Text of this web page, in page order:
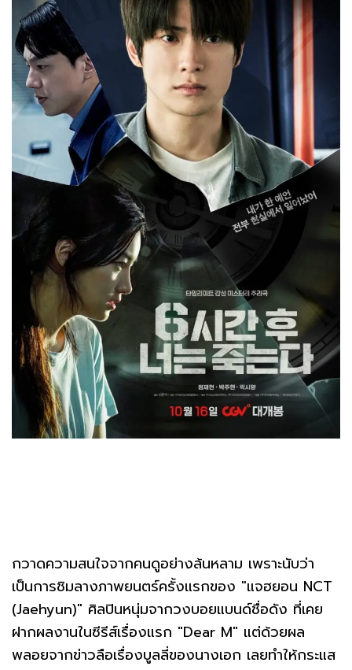
กวาดความสนใจจากคนดูอย่างล้นหลาม เพราะนับว่า
เป็นการชิมลางภาพยนตร์ครั้งแรกของ "แจฮยอน NCT
(Jaehyun)" ศิลปินหนุ่มจากวงบอยแบนด์ชื่อดัง ที่เคย
ฝากผลงานในซีรีส์เรื่องแรก "Dear M" แต่ด้วยผล
พลอยจากข่าวลือเรื่องบูลลี่ของนางเอก เลยทำให้กระแส